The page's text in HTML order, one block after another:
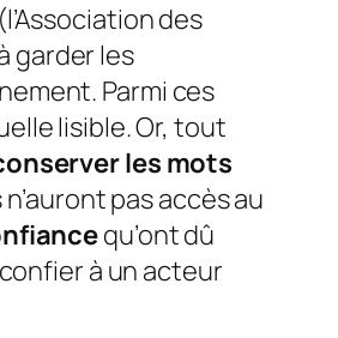
(l’Association des
garder les
Parmi ces
lisible. Or, tout
les mots
pas accès au
qu’ont dû
à un acteur